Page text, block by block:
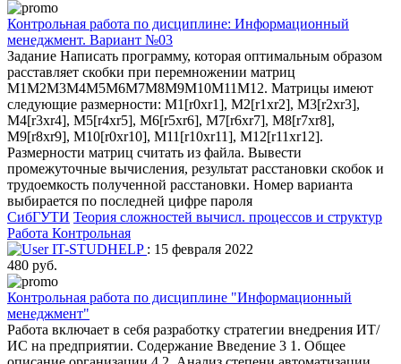
Контрольная работа по дисциплине: Информационный
менеджмент. Вариант №03
Задание Написать программу, которая оптимальным образом
расставляет скобки при перемножении матриц
M1M2M3M4M5M6M7M8M9M10M11M12. Матрицы имеют
следующие размерности: M1[r0xr1], M2[r1xr2], M3[r2xr3],
M4[r3xr4], M5[r4xr5], M6[r5xr6], M7[r6xr7], M8[r7xr8],
M9[r8xr9], M10[r0xr10], M11[r10xr11], M12[r11xr12].
Размерности матриц считать из файла. Вывести
промежуточные вычисления, результат расстановки скобок и
трудоемкость полученной расстановки. Номер варианта
выбирается по последней цифре пароля
СибГУТИ Теория сложностей вычисл. процессов и структур
Работа Контрольная
IT-STUDHELP : 15 февраля 2022
480 руб.
Контрольная работа по дисциплине "Информационный
менеджмент"
Работа включает в себя разработку стратегии внедрения ИТ/
ИС на предприятии. Содержание Введение 3 1. Общее